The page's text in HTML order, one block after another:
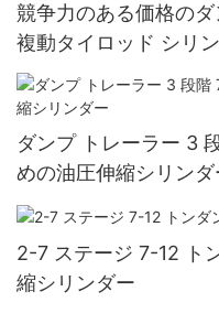
競争力のある価格の
複動タイロッド シリ
ダンプ トレーラー 3
めの油圧伸縮シリンダ
2-7 ステージ 7-12 ト
縮シリンダー